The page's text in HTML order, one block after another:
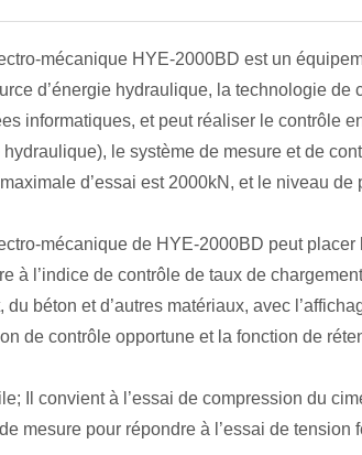
mécanique HYE-2000BD est un
d’énergie hydraulique, la technologie de
informatiques, et peut réaliser le contrôle
le système de mesure et de
d’essai est 2000kN, et le niveau de
mécanique de HYE-2000BD peut placer
à l’indice de contrôle de taux de
béton et d’autres matériaux, avec
de contrôle opportune et la fonction de
Il convient à l’essai de compression du
mesure pour répondre à l’essai de tension